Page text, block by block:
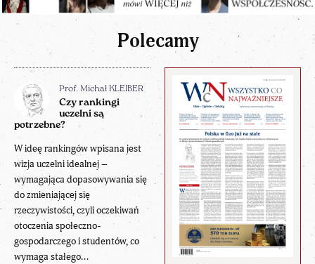
Polecamy
Prof. Michał KLEIBER
Czy rankingi
uczelni są
potrzebne?
W ideę rankingów wpisana jest
wizja uczelni idealnej –
wymagająca dopasowywania się
do zmieniającej się
rzeczywistości, czyli oczekiwań
otoczenia społeczno-
gospodarczego i studentów, co
wymaga stałego...